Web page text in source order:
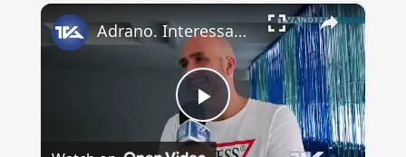
×
Play
Adrano. Interessante incontro al liceo “Verga” con il prof. Fabio Gamberini. Studenti del Linguistic